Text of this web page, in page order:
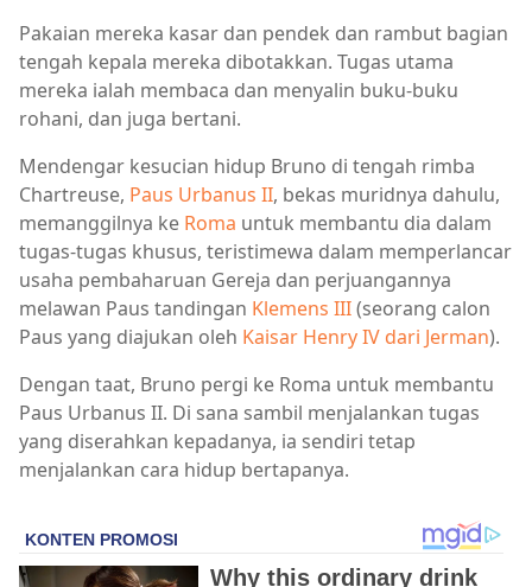
Pakaian mereka kasar dan pendek dan rambut bagian
tengah kepala mereka dibotakkan. Tugas utama
mereka ialah membaca dan menyalin buku-buku
rohani, dan juga bertani.
Mendengar kesucian hidup Bruno di tengah rimba
Chartreuse, Paus Urbanus II, bekas muridnya dahulu,
memanggilnya ke Roma untuk membantu dia dalam
tugas-tugas khusus, teristimewa dalam memperlancar
usaha pembaharuan Gereja dan perjuangannya
melawan Paus tandingan Klemens III(seorang calon
Paus yang diajukan oleh Kaisar Henry IV dari Jerman).
Dengan taat, Bruno pergi ke Roma untuk membantu
Paus Urbanus II. Di sana sambil menjalankan tugas
yang diserahkan kepadanya, ia sendiri tetap
menjalankan cara hidup bertapanya.